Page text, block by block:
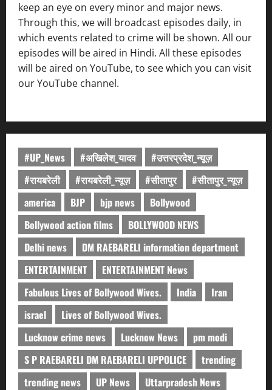
keep an eye on every minor and major news.
Through this, we will broadcast episodes daily, in
which events related to crime will be shown. All our
episodes will be aired in Hindi. All these episodes
will be aired on YouTube, to see which you can visit
our YouTube channel.
#UP_News #अखिलेश_यादव
#उत्तरप्रदेश_न्यूज़
#रायबरेली
#रायबरेली_न्यूज़ #सीतापुर
#सीतापुर_न्यूज़
america
BJP bjp news
Bollywood
Bollywood action films
BOLLYWOOD NEWS
Delhi news
DM RAEBARELI information department
ENTERTAINMENT
ENTERTAINMENT News
Fabulous Lives of Bollywood Wives.
India
Iran
israel
Lives of Bollywood Wives.
Lucknow crime news
Lucknow News
pm modi
S P RAEBARELI DM RAEBARELI UPPOLICE
trending
trending news
UP News
Uttarpradesh News